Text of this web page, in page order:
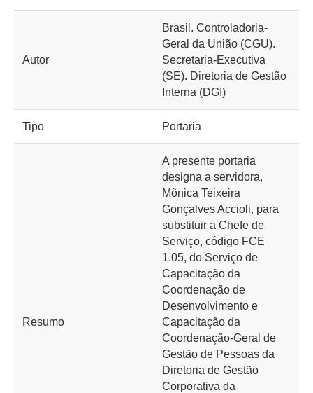
Autor
Brasil. Controladoria-
Geral da União (CGU).
Secretaria-Executiva
(SE). Diretoria de Gestão
Interna (DGI)
Tipo Portaria
Resumo
A presente portaria
designa a servidora,
Mônica Teixeira
Gonçalves Accioli, para
substituir a Chefe de
Serviço, código FCE
1.05, do Serviço de
Capacitação da
Coordenação de
Desenvolvimento e
Capacitação da
Coordenação-Geral de
Gestão de Pessoas da
Diretoria de Gestão
Corporativa da